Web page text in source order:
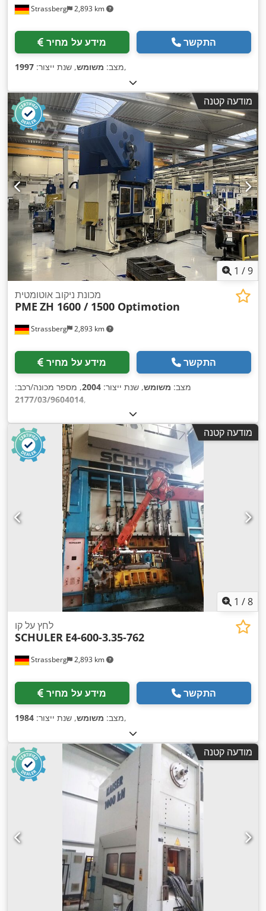
Strassberg 2,893 km
מידע על מחיר התקשר
מצב: משומש, שנת ייצור: 1997 ,
מודעה קטנה
1 /9
Strassberg 2,893 km
מכונת ניקוב אוטומטית
PME ZH 1600 / 1500 Optimotion
מידע על מחיר התקשר
מצב: משומש, שנת ייצור: 2004, מספר מכונה/רכב:
2177/03/9604014,
מודעה קטנה
1 /8
Strassberg 2,893 km
לחץ על קו
SCHULER E4-600-3.35-762
מידע על מחיר התקשר
מצב: משומש, שנת ייצור: 1984 ,
מודעה קטנה